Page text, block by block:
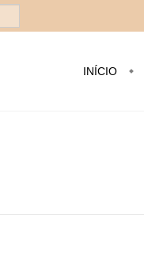
INÍCIO